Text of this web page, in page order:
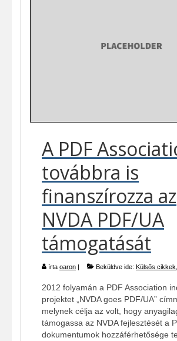
A PDF
továbbra is
finanszírozza az
NVDA PDF/UA
támogatását
írta oaron Beküldve ide: Külsős cikkek,
2012 folyamán a PDF Association
projektet „NVDA goes PDF/UA”
melynek célja az volt, hogy
támogassa az NVDA fejlesztését a
dokumentumok hozzáférhetősége